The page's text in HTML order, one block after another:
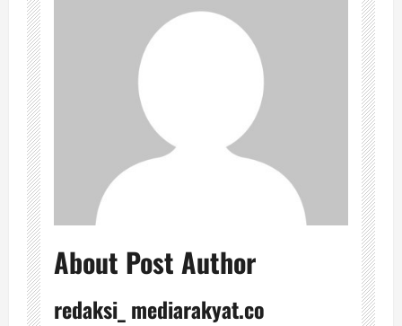
About Post Author
redaksi_ mediarakyat.co